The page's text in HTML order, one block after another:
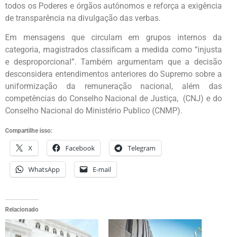
todos os Poderes e órgãos autônomos e reforça a exigência
de transparência na divulgação das verbas.
Em mensagens que circulam em grupos internos da
categoria, magistrados classificam a medida como “injusta
e desproporcional”. Também argumentam que a decisão
desconsidera entendimentos anteriores do Supremo sobre a
uniformização da remuneração nacional, além das
competências do Conselho Nacional de Justiça, (CNJ) e do
Conselho Nacional do Ministério Publico (CNMP).
Compartilhe isso:
X Facebook Telegram
WhatsApp E-mail
Relacionado